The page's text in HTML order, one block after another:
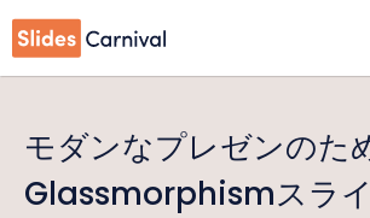
モダンなプレゼンのた
Glassmorphismスラ